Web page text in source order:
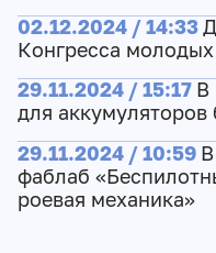
02.12.2024 / 14:33
Конгресса
29.11.2024 / 15:17 В
для аккумуляторов
29.11.2024 / 10:59
фаблаб
роевая механика»